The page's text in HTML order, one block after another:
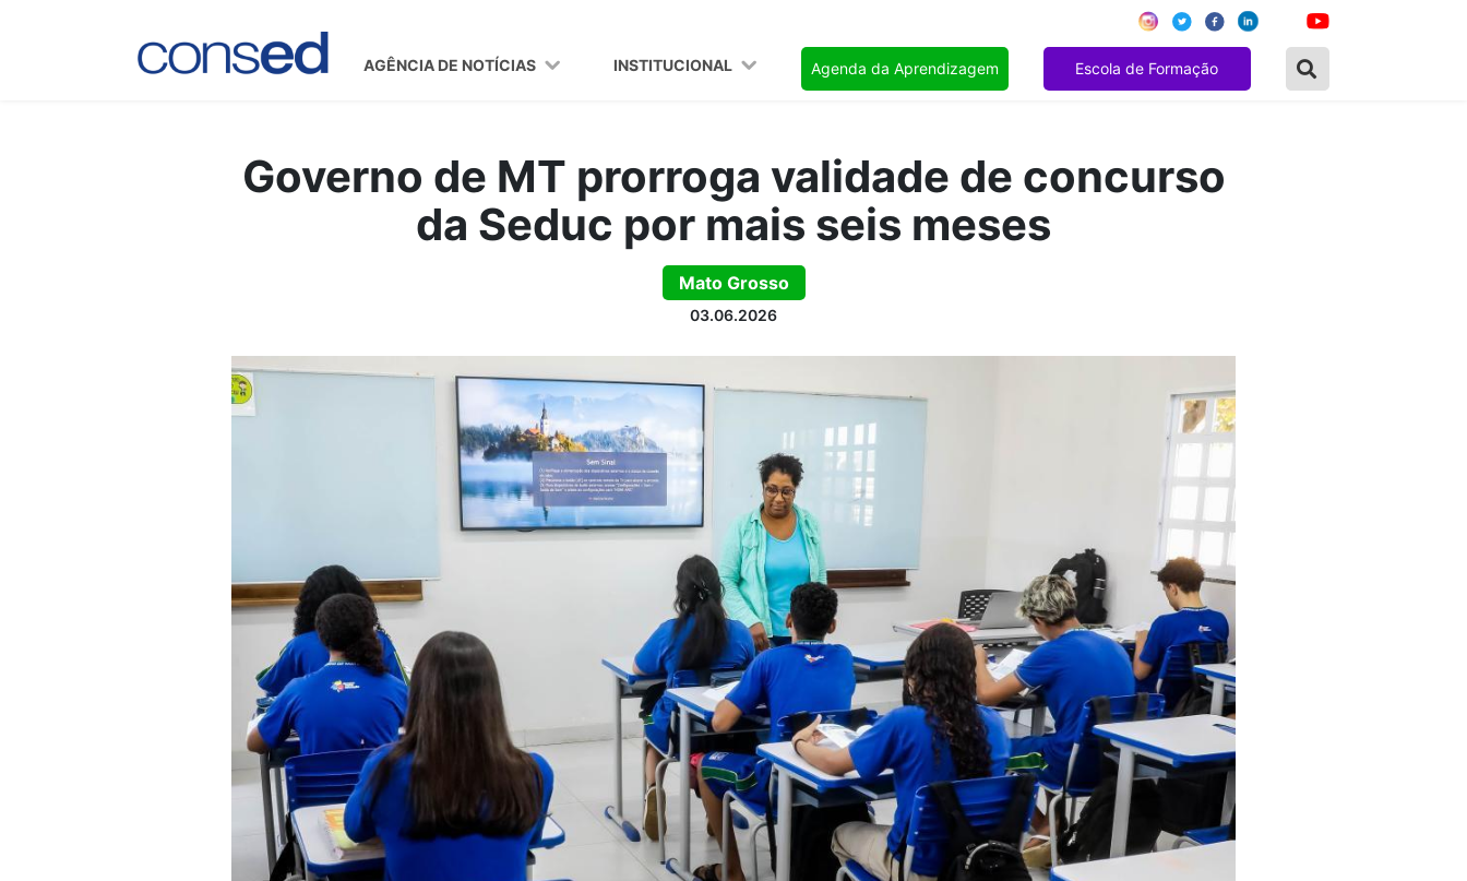
AGÊNCIA DE NOTÍCIAS INSTITUCIONAL Agenda da Aprendizagem Escola de Formação
Governo de MT prorroga validade de concurso
da Seduc por mais seis meses
Mato Grosso
03.06.2026